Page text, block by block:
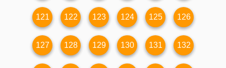
121 122 123 124 125 126
127 128 129 130 131 132